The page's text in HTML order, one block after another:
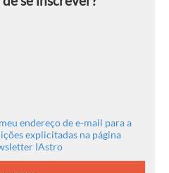
endereço de e-mail para a
explicitadas na página
IAstro